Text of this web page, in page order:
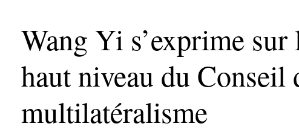
Wang Yi s’exprime
haut niveau du
multilatéralisme